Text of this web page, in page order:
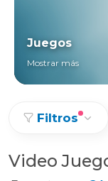
Juegos
Mostrar más
Filtros
Video